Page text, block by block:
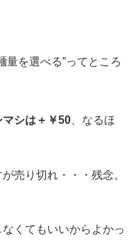
量を選べる”ってところ
マシは＋￥50 、なるほ
売り切れ・・・残念。
くてもいいからよかっ